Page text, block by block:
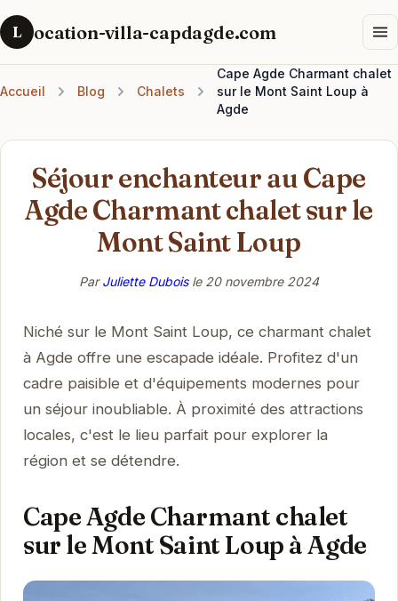
L ocation-villa-capdagde.com
Accueil Blog Chalets
Cape Agde Charmant chalet
sur le Mont Saint Loup à
Agde
Séjour enchanteur au Cape
Agde Charmant chalet sur le
Mont Saint Loup
ParJuliette Duboisle 20 novembre 2024
Niché sur le Mont Saint Loup, ce charmant chalet
à Agde offre une escapade idéale. Profitez d'un
cadre paisible et d'équipements modernes pour
un séjour inoubliable. À proximité des attractions
locales, c'est le lieu parfait pour explorer la
région et se détendre.
Cape Agde Charmant chalet
sur le Mont Saint Loup à Agde